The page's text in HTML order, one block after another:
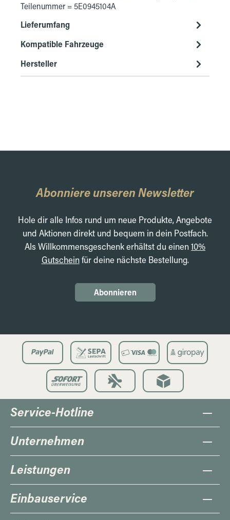
Teilenummer = 5E0945104A
Lieferumfang
Kompatible Fahrzeuge
Hersteller
Abonniere unseren Newsletter
Hole dir alle Infos rund um neue Produkte, Angebote
und Aktionen direkt und bequem in dein Postfach.
Als Willkommensgeschenk erhältst du einen10%
Gutscheinfür deine nächste Bestellung.
Abonnieren
Service-Hotline
Unternehmen
Leistungen
Einbauservice